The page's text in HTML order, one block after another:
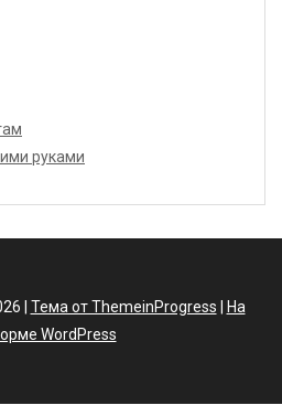
руками
| Тема от ThemeinProgress
На
WordPress